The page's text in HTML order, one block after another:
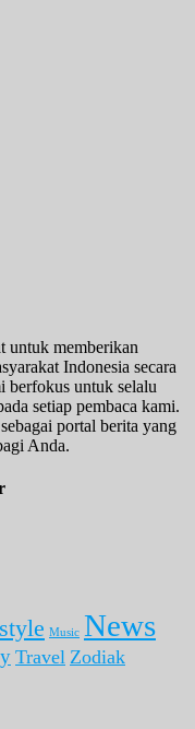
untuk memberikan
Indonesia secara
berfokus untuk selalu
setiap pembaca kami.
portal berita yang
Anda.
Music News
Travel Zodiak